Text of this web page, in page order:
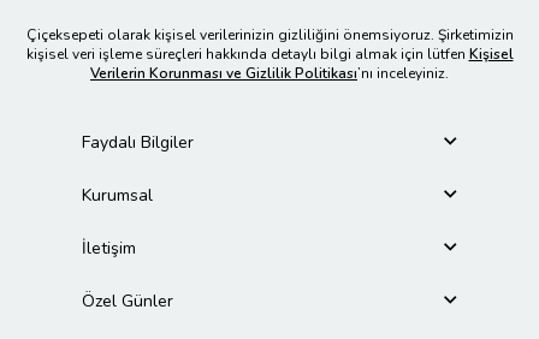
Çiçeksepeti olarak kişisel verilerinizin gizliliğini önemsiyoruz. Şirketimizin
kişisel veri işleme süreçleri hakkında detaylı bilgi almak için lütfen Kişisel
Verilerin Korunması ve Gizlilik Politikası’nı inceleyiniz.
Faydalı Bilgiler
Kurumsal
İletişim
Özel Günler